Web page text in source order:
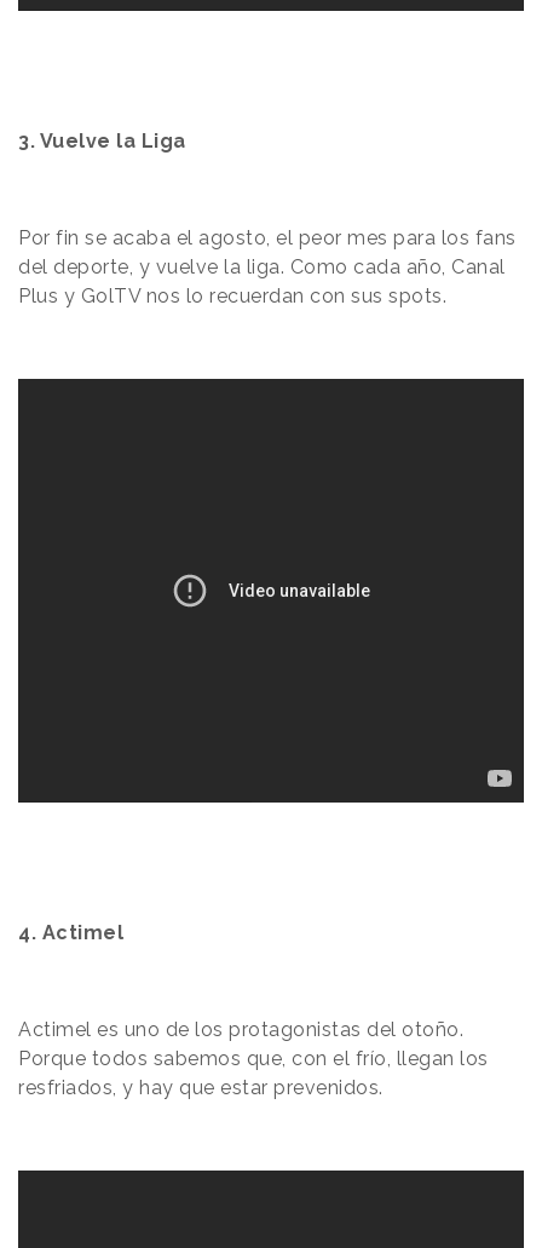
3. Vuelve la Liga
Por fin se acaba el agosto, el peor mes para los fans
del deporte, y vuelve la liga. Como cada año, Canal
Plus y GolTV nos lo recuerdan con sus spots.
4. Actimel
Actimel es uno de los protagonistas del otoño.
Porque todos sabemos que, con el frío, llegan los
resfriados, y hay que estar prevenidos.